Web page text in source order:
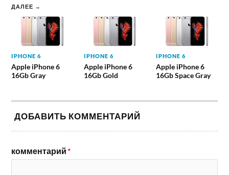
ДАЛЕЕ →
IPHONE 6
Apple iPhone 6
16Gb Gray
IPHONE 6
Apple iPhone 6
16Gb Gold
IPHONE 6
Apple iPhone 6
16Gb Space Gray
ДОБАВИТЬ КОММЕНТАРИЙ
комментарий*